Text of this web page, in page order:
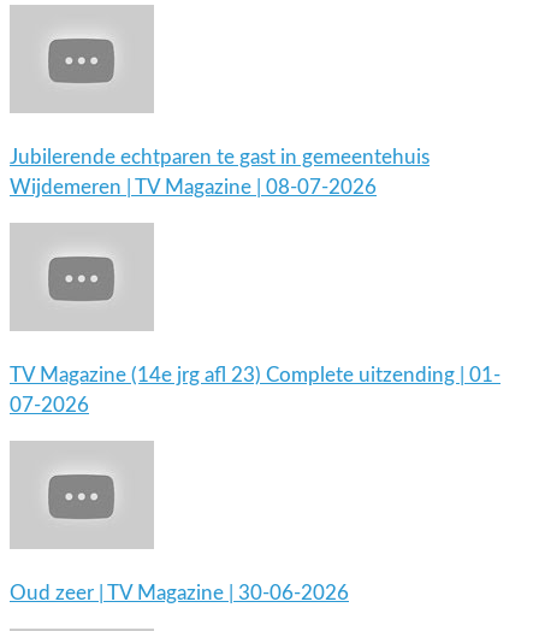
Jubilerende echtparen te gast in gemeentehuis
Wijdemeren | TV Magazine | 08-07-2026
TV Magazine (14e jrg afl 23) Complete uitzending | 01-
07-2026
Oud zeer | TV Magazine | 30-06-2026